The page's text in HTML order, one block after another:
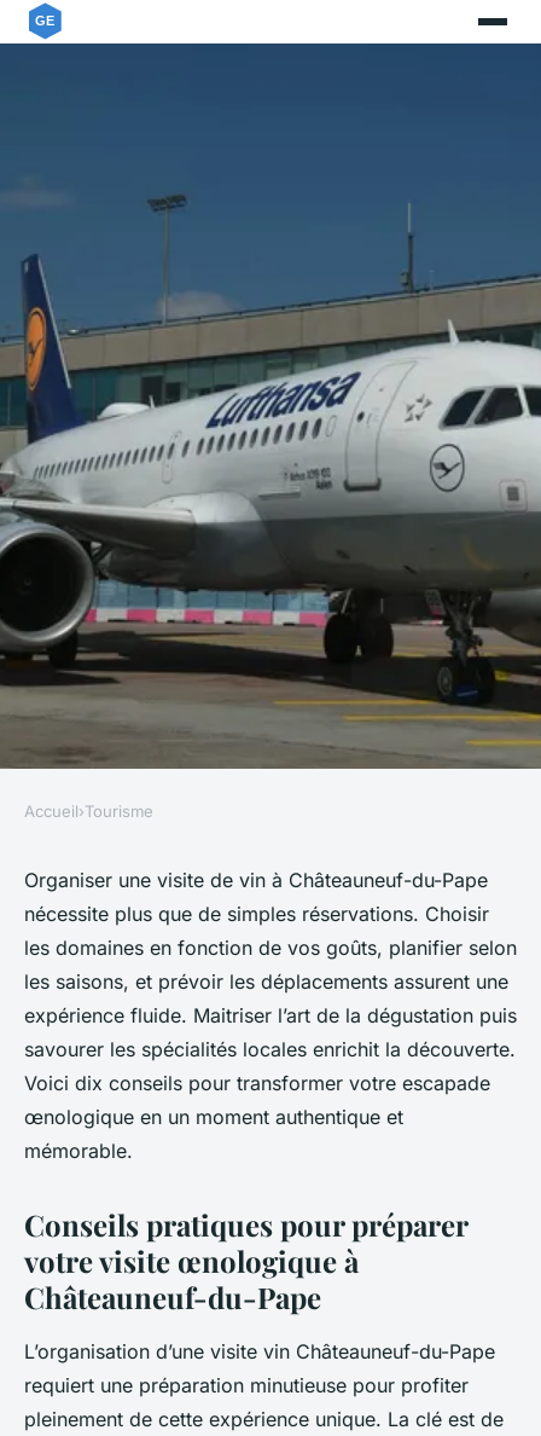
10 conseils pour organiser une
visite de vin à châteauneuf-
du-pape
Naïm•13 octobre 2025•6 min de lecture
Accueil›Tourisme
Organiser une visite de vin à Châteauneuf-du-Pape
nécessite plus que de simples réservations. Choisir
les domaines en fonction de vos goûts, planifier selon
les saisons, et prévoir les déplacements assurent une
expérience fluide. Maitriser l’art de la dégustation puis
savourer les spécialités locales enrichit la découverte.
Voici dix conseils pour transformer votre escapade
œnologique en un moment authentique et
mémorable.
Conseils pratiques pour préparer
votre visite œnologique à
Châteauneuf-du-Pape
L’organisation d’une visite vin Châteauneuf-du-Pape
requiert une préparation minutieuse pour profiter
pleinement de cette expérience unique. La clé est de